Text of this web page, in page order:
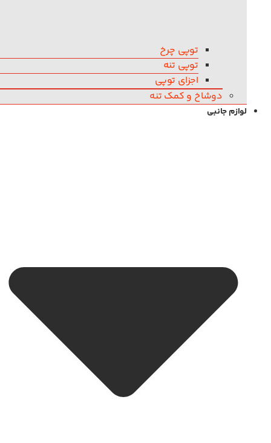
توپی چرخ
توپی تنه
اجزای توپی
دوشاخ و کمک تنه
لوازم جانبی